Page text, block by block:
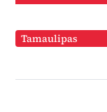
Tamaulipas